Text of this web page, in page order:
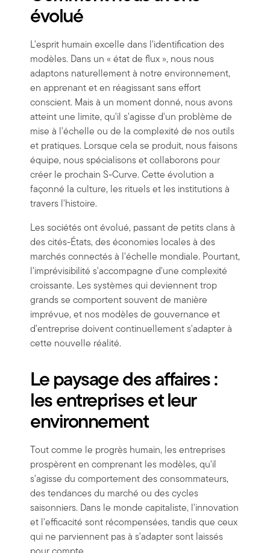
évolué
L'esprit humain excelle dans l'identification des
modèles. Dans un « état de flux », nous nous
adaptons naturellement à notre environnement,
en apprenant et en réagissant sans effort
conscient. Mais à un moment donné, nous avons
atteint une limite, qu'il s'agisse d'un problème de
mise à l'échelle ou de la complexité de nos outils
et pratiques. Lorsque cela se produit, nous faisons
équipe, nous spécialisons et collaborons pour
créer le prochain S-Curve. Cette évolution a
façonné la culture, les rituels et les institutions à
travers l'histoire.
Les sociétés ont évolué, passant de petits clans à
des cités-États, des économies locales à des
marchés connectés à l'échelle mondiale. Pourtant,
l'imprévisibilité s'accompagne d'une complexité
croissante. Les systèmes qui deviennent trop
grands se comportent souvent de manière
imprévue, et nos modèles de gouvernance et
d'entreprise doivent continuellement s'adapter à
cette nouvelle réalité.
Le paysage des affaires :
les entreprises et leur
environnement
Tout comme le progrès humain, les entreprises
prospèrent en comprenant les modèles, qu'il
s'agisse du comportement des consommateurs,
des tendances du marché ou des cycles
saisonniers. Dans le monde capitaliste, l'innovation
et l'efficacité sont récompensées, tandis que ceux
qui ne parviennent pas à s'adapter sont laissés